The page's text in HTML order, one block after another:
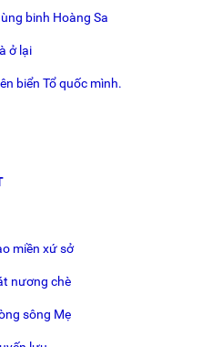
binh Hoàng Sa
ở lại
biển Tổ quốc mình.
miền xứ sở
nương chè
sông Mẹ